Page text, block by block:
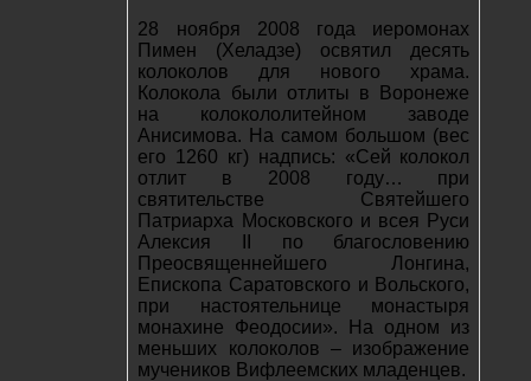
28 ноября 2008 года иеромонах
Пимен (Хеладзе) освятил десять
колоколов для нового храма.
Колокола были отлиты в Воронеже
на колокололитейном заводе
Анисимова. На самом большом (вес
его 1260 кг) надпись: «Сей колокол
отлит в 2008 году… при
святительстве Святейшего
Патриарха Московского и всея Руси
Алексия II по благословению
Преосвященнейшего Лонгина,
Епископа Саратовского и Вольского,
при настоятельнице монастыря
монахине Феодосии». На одном из
меньших колоколов – изображение
мучеников Вифлеемских младенцев.